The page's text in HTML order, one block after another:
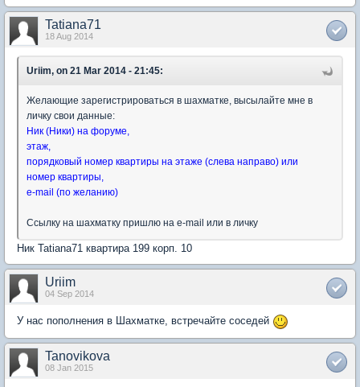
Tatiana71
18 Aug 2014
Uriim, on 21 Mar 2014 - 21:45:
Желающие зарегистрироваться в шахматке, высылайте мне в
личку свои данные:
Ник (Ники) на форуме,
этаж,
порядковый номер квартиры на этаже (слева направо) или
номер квартиры,
e-mail (по желанию)
Ссылку на шахматку пришлю на e-mail или в личку
Ник Tatiana71 квартира 199 корп. 10
Uriim
04 Sep 2014
У нас пополнения в Шахматке, встречайте соседей
Tanovikova
08 Jan 2015